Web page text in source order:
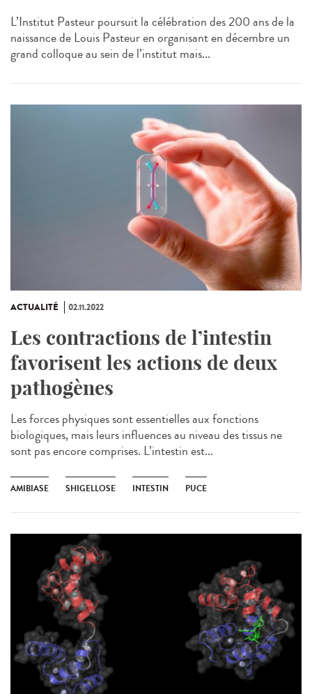
L’Institut Pasteur poursuit la célébration des 200 ans de la
naissance de Louis Pasteur en organisant en décembre un
grand colloque au sein de l’institut mais...
ACTUALITÉ 02.11.2022
Les contractions de l’intestin
favorisent les actions de deux
pathogènes
Les forces physiques sont essentielles aux fonctions
biologiques, mais leurs influences au niveau des tissus ne
sont pas encore comprises. L’intestin est...
AMIBIASE SHIGELLOSE INTESTIN PUCE